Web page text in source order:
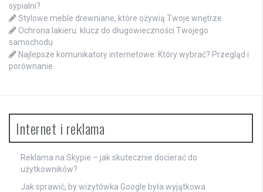
sypialni?
Stylowe meble drewniane, które ożywią Twoje wnętrze
Ochrona lakieru: klucz do długowieczności Twojego
samochodu
Najlepsze komunikatory internetowe: Który wybrać? Przegląd i
porównanie
Internet i reklama
Reklama na Skypie – jak skutecznie docierać do
użytkowników?
Jak sprawić, by wizytówka Google była wyjątkowa